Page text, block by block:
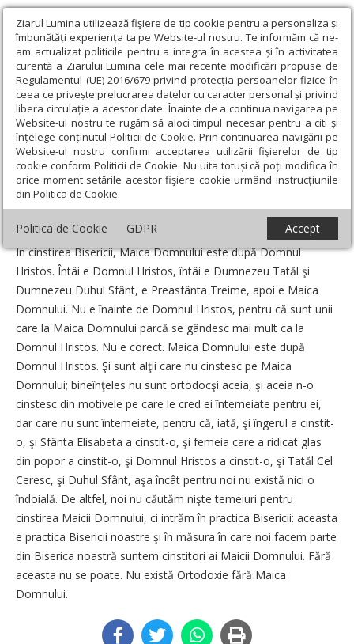
Ziarul Lumina utilizează fişiere de tip cookie pentru a personaliza și
îmbunătăți experiența ta pe Website-ul nostru. Te informăm că ne-
am actualizat politicile pentru a integra în acestea și în activitatea
curentă a Ziarului Lumina cele mai recente modificări propuse de
Regulamentul (UE) 2016/679 privind protecția persoanelor fizice în
ceea ce privește prelucrarea datelor cu caracter personal și privind
libera circulație a acestor date. Înainte de a continua navigarea pe
Website-ul nostru te rugăm să aloci timpul necesar pentru a citi și
înțelege conținutul Politicii de Cookie. Prin continuarea navigării pe
Website-ul nostru confirmi acceptarea utilizării fişierelor de tip
cookie conform Politicii de Cookie. Nu uita totuși că poți modifica în
orice moment setările acestor fişiere cookie urmând instrucțiunile
din Politica de Cookie.
Politica de Cookie GDPR Accept
Ziarul Lumina › Opinii › Repere și idei › „Nu există Ortodoxie
fără Maica Domnului“
„Nu există Ortodoxie fără Maica Domnului“
Un articol de:Arhimandritul Teofil Părăian -01 August 2009
În cinstirea Bisericii, Maica Domnului este după Domnul
Hristos. Întâi e Domnul Hristos, întâi e Dumnezeu Tatăl şi
Dumnezeu Duhul Sfânt, e Preasfânta Treime, apoi e Maica
Domnului. Nu e înainte de Domnul Hristos, pentru că sunt unii
care la Maica Domnului parcă se gândesc mai mult ca la
Domnul Hristos. Nu e corect. Maica Domnului este după
Domnul Hristos. Şi sunt alţii care nu cinstesc pe Maica
Domnului; bineînţeles nu sunt ortodocşi aceia, şi aceia n-o
cinstesc din motivele pe care le cred ei întemeiate pentru ei,
dar care nu sunt întemeiate, pentru că, iată, şi îngerul a cinstit-
o, şi Sfânta Elisabeta a cinstit-o, şi femeia care a ridicat glas
din popor a cinstit-o, şi Domnul Hristos a cinstit-o, şi Tatăl Cel
Ceresc, şi Duhul Sfânt, aşa încât pentru noi nu există nici o
îndoială. De altfel, noi nu căutăm nişte temeiuri pentru
cinstirea Maicii Domnului, ci intrăm în practica Bisericii: aceasta
e practica Bisericii noastre şi în măsura în care noi facem parte
din Biserica noastră suntem cinstitori ai Maicii Domnului. Fără
aceasta nu se poate. Nu există Ortodoxie fără Maica
Domnului.